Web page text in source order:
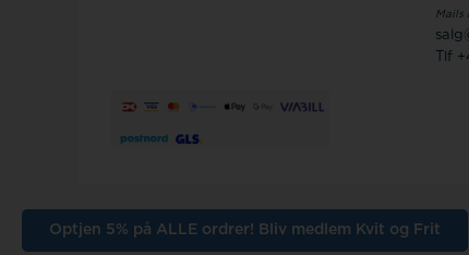
Optjen 5% på ALLE ordrer! Bliv medlem Kvit og Frit
Mails
Tlf